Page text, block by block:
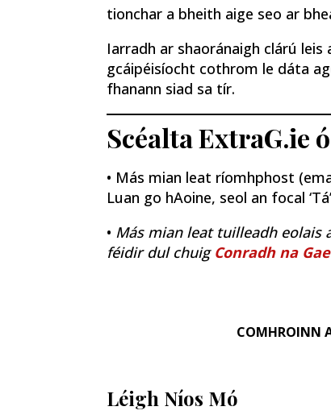
tionchar a bheith aige seo ar
Iarradh ar shaoránaigh clárú
gcáipéisíocht cothrom le dáta
fhanann siad sa tír.
Scéalta ExtraG.ie
• Más mian leat ríomhphost
Luan go hAoine, seol an focal
• Más mian leat tuilleadh eolais
féidir dul chuig Conradh na
COMHROINN
Léigh Níos Mó